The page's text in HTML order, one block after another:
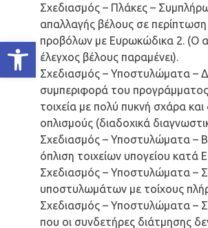
Ανοίξτε τη γραμμή εργαλείων
Σχεδιασμός – Πλάκες –
απαλλαγής βέλους σε
προβόλων με Ευρωκώδικα 2. (Ο
έλεγχος βέλους παραμένει).
Σχεδιασμός – Υποστυλώματα –
συμπεριφορά του
τοιχεία με πολύ πυκνή σχάρα και
οπλισμούς (διαδοχικά
Σχεδιασμός – Υποστυλώματα –
όπλιση τοιχείων υπογείου κατά
Σχεδιασμός – Υποστυλώματα –
υποστυλωμάτων με τοίχους
Σχεδιασμός – Υποστυλώματα –
που οι συνδετήρες διάτμησης